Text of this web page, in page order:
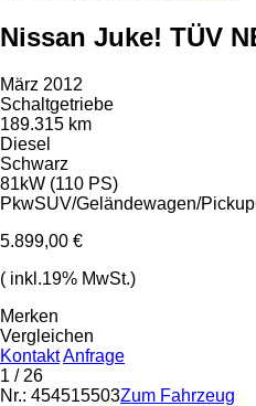
Nissan Juke! TÜV
März 2012
Schaltgetriebe
189.315 km
Diesel
Schwarz
81kW (110 PS)
PkwSUV/Geländewagen/Pickup
5.899,00 €
( inkl.19% MwSt.)
Merken
Vergleichen
KontaktAnfrage
1 / 26
Nr.: 454515503Zum Fahrzeug